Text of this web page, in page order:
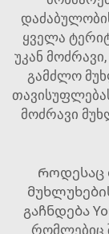
ყველა
უკან
გამძლო
მოძრავი
Როდესაც
გაჩნდება
რომლებიც